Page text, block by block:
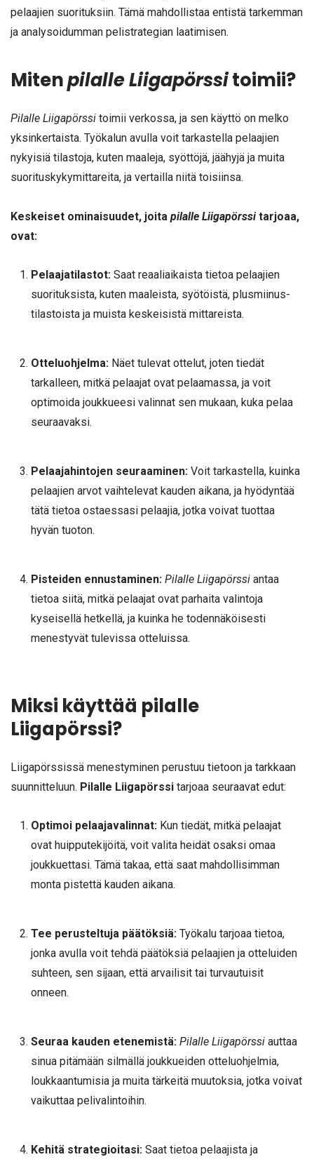
pelaajien suorituksiin. Tämä mahdollistaa entistä tarkemman
ja analysoidumman pelistrategian laatimisen.
Mitenpilalle Liigapörssitoimii?
Pilalle Liigapörssi toimii verkossa, ja sen käyttö on melko
yksinkertaista. Työkalun avulla voit tarkastella pelaajien
nykyisiä tilastoja, kuten maaleja, syöttöjä, jäähyjä ja muita
suorituskykymittareita, ja vertailla niitä toisiinsa.
Keskeiset ominaisuudet, joita pilalle Liigapörssitarjoaa,
ovat:
Pelaajatilastot:Saat reaaliaikaista tietoa pelaajien
suorituksista, kuten maaleista, syötöistä, plusmiinus-
tilastoista ja muista keskeisistä mittareista.
Otteluohjelma:Näet tulevat ottelut, joten tiedät
tarkalleen, mitkä pelaajat ovat pelaamassa, ja voit
optimoida joukkueesi valinnat sen mukaan, kuka pelaa
seuraavaksi.
Pelaajahintojen seuraaminen:Voit tarkastella, kuinka
pelaajien arvot vaihtelevat kauden aikana, ja hyödyntää
tätä tietoa ostaessasi pelaajia, jotka voivat tuottaa
hyvän tuoton.
Pisteiden ennustaminen: Pilalle Liigapörssiantaa
tietoa siitä, mitkä pelaajat ovat parhaita valintoja
kyseisellä hetkellä, ja kuinka he todennäköisesti
menestyvät tulevissa otteluissa.
Miksi käyttää pilalle
Liigapörssi?
Liigapörssissä menestyminen perustuu tietoon ja tarkkaan
suunnitteluun. Pilalle Liigapörssi tarjoaa seuraavat edut:
Optimoi pelaajavalinnat:Kun tiedät, mitkä pelaajat
ovat huipputekijöitä, voit valita heidät osaksi omaa
joukkuettasi. Tämä takaa, että saat mahdollisimman
monta pistettä kauden aikana.
Tee perusteltuja päätöksiä:Työkalu tarjoaa tietoa,
jonka avulla voit tehdä päätöksiä pelaajien ja otteluiden
suhteen, sen sijaan, että arvailisit tai turvautuisit
onneen.
Seuraa kauden etenemistä: Pilalle Liigapörssiauttaa
sinua pitämään silmällä joukkueiden otteluohjelmia,
loukkaantumisia ja muita tärkeitä muutoksia, jotka voivat
vaikuttaa pelivalintoihin.
Kehitä strategioitasi:Saat tietoa pelaajista ja